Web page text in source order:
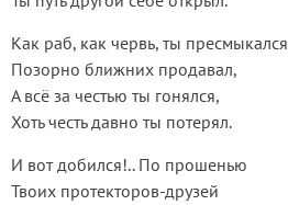
Как раб, как червь, ты пресмыкался
Позорно ближних продавал,
А всё за честью ты гонялся,
Хоть честь давно ты потерял.
И вот добился!.. По прошенью
Твоих протекторов-друзей